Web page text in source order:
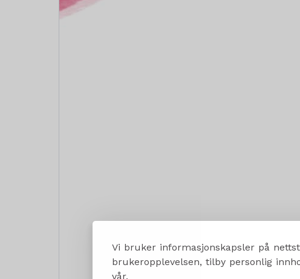
Vi bruker informasjonskapsler på
brukeropplevelsen, tilby personlig
vår.